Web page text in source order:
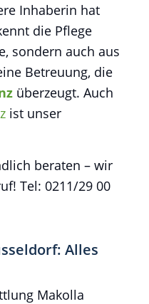
Inhaberin hat
die Pflege
sondern auch aus
Betreuung, die
überzeugt. Auch
ist unser
beraten – wir
Tel: 0211/29 00
Alles
Makolla